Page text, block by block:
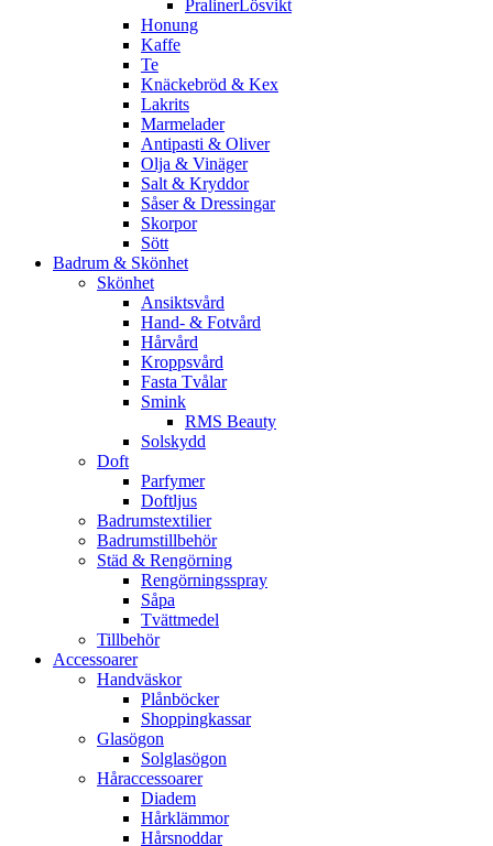
PralinerLösvikt
Honung
Kaffe
Te
Knäckebröd & Kex
Lakrits
Marmelader
Antipasti & Oliver
Olja & Vinäger
Salt & Kryddor
Såser & Dressingar
Skorpor
Sött
Badrum & Skönhet
Skönhet
Ansiktsvård
Hand- & Fotvård
Hårvård
Kroppsvård
Fasta Tvålar
Smink
RMS Beauty
Solskydd
Doft
Parfymer
Doftljus
Badrumstextilier
Badrumstillbehör
Städ & Rengörning
Rengörningsspray
Såpa
Tvättmedel
Tillbehör
Accessoarer
Handväskor
Plånböcker
Shoppingkassar
Glasögon
Solglasögon
Håraccessoarer
Diadem
Hårklämmor
Hårsnoddar